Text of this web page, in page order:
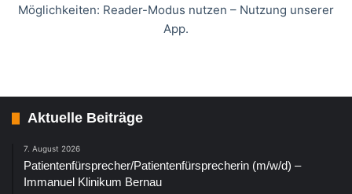
Möglichkeiten: Reader-Modus nutzen – Nutzung unserer
App.
Aktuelle Beiträge
7. August 2026
Patientenfürsprecher/Patientenfürsprecherin (m/w/d) –
Immanuel Klinikum Bernau